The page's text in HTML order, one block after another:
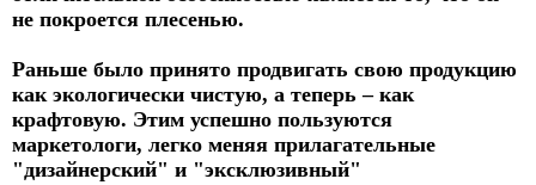
не покроется плесенью.
Раньше было принято продвигать свою продукцию
как экологически чистую, а теперь – как
крафтовую. Этим успешно пользуются
маркетологи, легко меняя прилагательные
"дизайнерский" и "эксклюзивный"